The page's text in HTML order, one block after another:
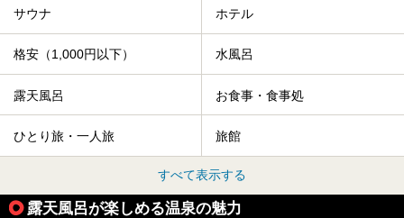
サウナ ホテル
格安（1,000円以下） 水風呂
露天風呂 お食事・食事処
ひとり旅・一人旅 旅館
すべて表示する
露天風呂が楽しめる温泉の魅力